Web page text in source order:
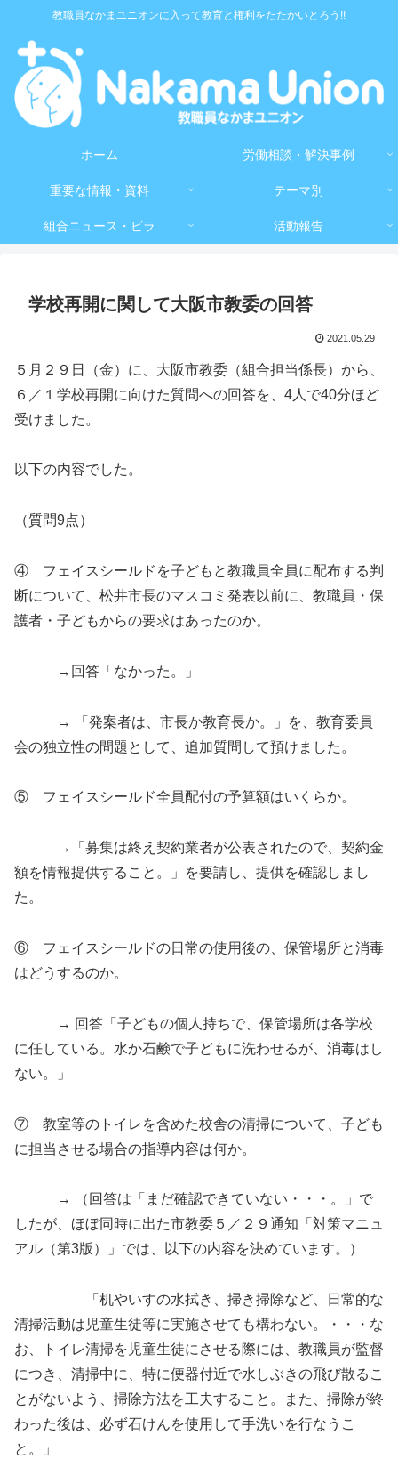
教職員なかまユニオンに入って教育と権利をたたかいとろう!!
ホーム 労働相談・解決事例
重要な情報・資料 テーマ別
組合ニュース・ビラ 活動報告
学校再開に関して大阪市教委の回答
2021.05.29
５月２９日（金）に、大阪市教委（組合担当係長）から、
６／１学校再開に向けた質問への回答を、4人で40分ほど
受けました。
以下の内容でした。
（質問9点）
④ フェイスシールドを子どもと教職員全員に配布する判
断について、松井市長のマスコミ発表以前に、教職員・保
護者・子どもからの要求はあったのか。
→回答「なかった。」
→ 「発案者は、市長か教育長か。」を、教育委員
会の独立性の問題として、追加質問して預けました。
⑤ フェイスシールド全員配付の予算額はいくらか。
→「募集は終え契約業者が公表されたので、契約金
額を情報提供すること。」を要請し、提供を確認しまし
た。
⑥ フェイスシールドの日常の使用後の、保管場所と消毒
はどうするのか。
→ 回答「子どもの個人持ちで、保管場所は各学校
に任している。水か石鹸で子どもに洗わせるが、消毒はし
ない。」
⑦ 教室等のトイレを含めた校舎の清掃について、子ども
に担当させる場合の指導内容は何か。
→ （回答は「まだ確認できていない・・・。」で
したが、ほぼ同時に出た市教委５／２９通知「対策マニュ
アル（第3版）」では、以下の内容を決めています。）
「机やいすの水拭き、掃き掃除など、日常的な
清掃活動は児童生徒等に実施させても構わない。・・・な
お、トイレ清掃を児童生徒にさせる際には、教職員が監督
につき、清掃中に、特に便器付近で水しぶきの飛び散るこ
とがないよう、掃除方法を工夫すること。また、掃除が終
わった後は、必ず石けんを使用して手洗いを行なうこ
と。」